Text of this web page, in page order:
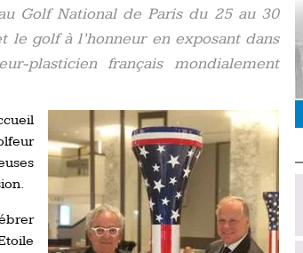
Golf National de Paris du 25 au 30
le golf à l’honneur en exposant dans
plasticien français mondialement